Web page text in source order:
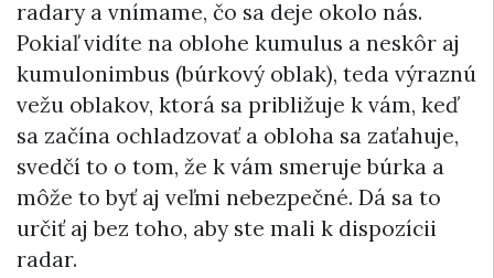
radary a vnímame, čo sa deje okolo nás.
Pokiaľ vidíte na oblohe kumulus a neskôr aj
kumulonimbus (búrkový oblak), teda výraznú
vežu oblakov, ktorá sa približuje k vám, keď
sa začína ochladzovať a obloha sa zaťahuje,
svedčí to o tom, že k vám smeruje búrka a
môže to byť aj veľmi nebezpečné. Dá sa to
určiť aj bez toho, aby ste mali k dispozícii
radar.